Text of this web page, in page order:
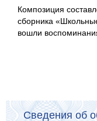
Композиция
сборника
вошли
Сведения об